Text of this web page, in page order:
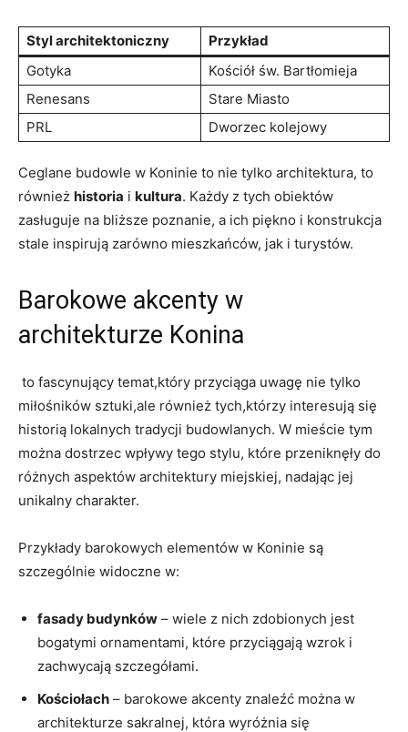
Styl architektoniczny
Przykład
Gotyka
Kościół św. Bartłomieja
Renesans
Stare⁤ Miasto
PRL
Dworzec kolejowy
Ceglane budowle w Koninie to nie tylko architektura, to‌
również historia i kultura.⁣ Każdy z tych obiektów
zasługuje na bliższe poznanie, a ich piękno i konstrukcja
stale⁤ inspirują ‍zarówno mieszkańców, jak i turystów.
Barokowe akcenty w
architekturze Konina
‍ to fascynujący temat,który przyciąga uwagę nie tylko
miłośników sztuki,ale również tych,którzy interesują się
historią ⁣lokalnych tradycji budowlanych. ⁣W mieście tym
można dostrzec wpływy tego⁣ stylu, które⁤ przeniknęły do
różnych aspektów architektury miejskiej, nadając jej
unikalny charakter.
Przykłady barokowych elementów w Koninie są
szczególnie widoczne w:
fasady ​budynków – wiele z nich zdobionych jest‍
bogatymi ornamentami, które przyciągają wzrok i
zachwycają szczegółami.
Kościołach – barokowe akcenty znaleźć można w
architekturze sakralnej,‍ która wyróżnia się